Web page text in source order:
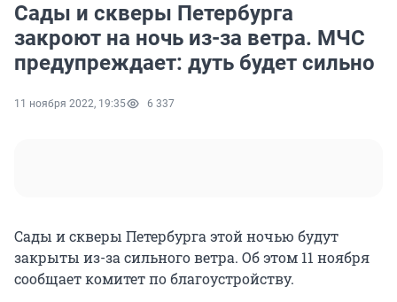
Сады и скверы Петербурга
закроют на ночь из-за ветра. МЧС
предупреждает: дуть будет сильно
11 ноября 2022, 19:35 6 337
Сады и скверы Петербурга этой ночью будут
закрыты из-за сильного ветра. Об этом 11 ноября
сообщает комитет по благоустройству.